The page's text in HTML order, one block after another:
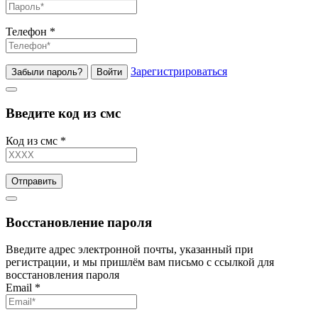
Телефон *
Забыли пароль? Войти Зарегистрироваться
Введите код из смс
Код из смс *
Отправить
Восстановление пароля
Введите адрес электронной почты, указанный при
регистрации, и мы пришлём вам письмо с ссылкой для
восстановления пароля
Email *